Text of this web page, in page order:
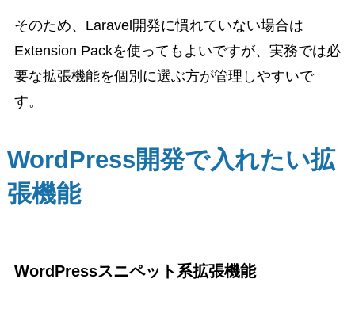
そのため、Laravel開発に慣れていない場合は
Extension Packを使ってもよいですが、実務では必
要な拡張機能を個別に選ぶ方が管理しやすいで
す。
WordPress開発で入れたい拡
張機能
WordPressスニペット系拡張機能